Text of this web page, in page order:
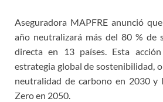
Aseguradora MAPFRE anunció
año neutralizará más del 80 % de
directa en 13 países. Esta
estrategia global de sostenibilidad,
neutralidad de carbono en 2030 y
Zero en 2050.